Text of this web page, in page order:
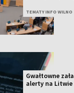
TEMATY INFO WILNO
Gwałtowne
alerty na Litwie